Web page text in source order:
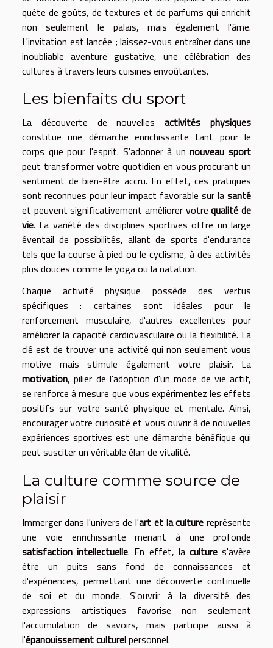
quête de goûts, de textures et de parfums qui enrichit
non seulement le palais, mais également l'âme.
L'invitation est lancée ; laissez-vous entraîner dans une
inoubliable aventure gustative, une célébration des
cultures à travers leurs cuisines envoûtantes.
Les bienfaits du sport
La découverte de nouvellesactivités physiques
constitue une démarche enrichissante tant pour le
corps que pour l'esprit. S'adonner à unnouveau sport
peut transformer votre quotidien en vous procurant un
sentiment de bien-être accru. En effet, ces pratiques
sont reconnues pour leur impact favorable sur la santé
et peuvent significativement améliorer votrequalité de
vie. La variété des disciplines sportives offre un large
éventail de possibilités, allant de sports d'endurance
tels que la course à pied ou le cyclisme, à des activités
plus douces comme le yoga ou la natation.
Chaque activité physique possède des vertus
spécifiques : certaines sont idéales pour le
renforcement musculaire, d'autres excellentes pour
améliorer la capacité cardiovasculaire ou la flexibilité. La
clé est de trouver une activité qui non seulement vous
motive mais stimule également votre plaisir. La
motivation, pilier de l'adoption d'un mode de vie actif,
se renforce à mesure que vous expérimentez les effets
positifs sur votre santé physique et mentale. Ainsi,
encourager votre curiosité et vous ouvrir à de nouvelles
expériences sportives est une démarche bénéfique qui
peut susciter un véritable élan de vitalité.
La culture comme source de
plaisir
Immerger dans l'univers de l'art et la culture représente
une voie enrichissante menant à une profonde
satisfaction intellectuelle. En effet, la cultures'avère
être un puits sans fond de connaissances et
d'expériences, permettant une découverte continuelle
de soi et du monde. S'ouvrir à la diversité des
expressions artistiques favorise non seulement
l'accumulation de savoirs, mais participe aussi à
l'épanouissement culturelpersonnel.